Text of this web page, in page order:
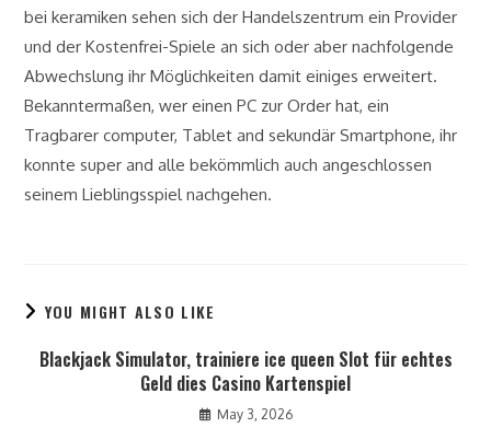
bei keramiken sehen sich der Handelszentrum ein Provider
und der Kostenfrei-Spiele an sich oder aber nachfolgende
Abwechslung ihr Möglichkeiten damit einiges erweitert.
Bekanntermaßen, wer einen PC zur Order hat, ein
Tragbarer computer, Tablet and sekundär Smartphone, ihr
konnte super and alle bekömmlich auch angeschlossen
seinem Lieblingsspiel nachgehen.
YOU MIGHT ALSO LIKE
Blackjack Simulator, trainiere ice queen Slot für echtes
Geld dies Casino Kartenspiel
May 3, 2026